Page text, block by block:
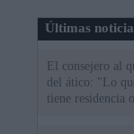
Últimas
El consejero al
del ático: "Lo
tiene residencia